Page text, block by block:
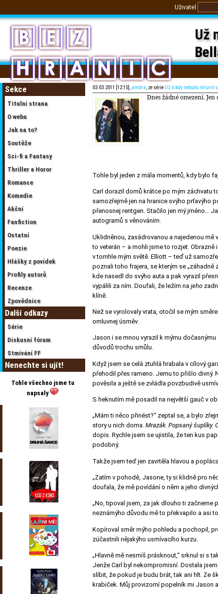
Uživatel
Už
Sekce
Titulní strana
O webu
Jak na to?
Soutěže
Sci-fi a Fantasy
Thriller a Horor
Romance
Komedie
Akční
Fanfiction
Ostatní
Poezie
Hlášky z povídek
Profily autorů
Recenze
Zpovědnice
Další odkazy
Série
Diskusní fórum
Stmívání FF
Nenechte si ujít!
Tohle všechno jsme tu
napsaly
03.03.2011 [12:15], ambra, ze série Už nikdy nebudu mluvit
Dnes žádné omezení.
Tohle byl jeden z mála momentů, kdy bylo
Carl dorazil domů krátce po mým záchvatu
samozřejmě jen na hranice svýho prťavýho
přenosnej rentgen. Stačilo jen mý jméno…
autogramů s věnováním.
Uklidněnou, zasádrovanou a najedenou
to veterán – a mohli jsme to rozjet.
v tomhle mým světě. Elliott – teď už
poznali toho frajera, se kterým se „záhadně
kde nasedl do svýho auta a pak vyrazil
vypálili za ním. Doufali, že ležím na jeho
klíně.
Než se vyrolovaly vrata, otočil se mým
omluvnej úsměv.
Jason i se mnou vyrazil k mýmu
důvodů trochu smůlu.
Když jsem se celá ztuhlá hrabala v cílový
přehodil přes rameno. Jemu to přišlo divný.
pověsila a ještě se zvládla povzbudivě
S heknutím mě posadil na největší gauč v
„Mám ti něco přinést?“ zeptal se, a bylo
story u nich doma. Mrazák. Popsaný šuplíky.
dopis. Rychle jsem se ujistila, že ten kus
podobný.
Takže jsem teď jen zavrtěla hlavou a
„Zatím v pohodě, Jasone, ty si klidně pro
doufala, že mě povídání o něm a jeho
„No, tipoval jsem, za jak dlouho ti začneme
neznámýho důvodu mě to překvapilo a asi
Kopíroval směr mýho pohledu a pochopil,
zúčastnili nějakýho usmívacího kurzu.
„Hlavně mě nesmíš prásknout,“ srknul si s
Jenže Carl byl nekompromisní. Dostala
slíbit, že pokud je budu brát, tak ani hlt. Ze
krabiček. Můj provizorní popelník mi Jason